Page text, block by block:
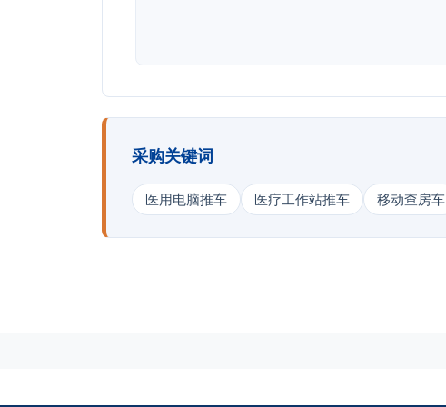
采购关键词
医用电脑推车 医疗工作站推车 移动查房车